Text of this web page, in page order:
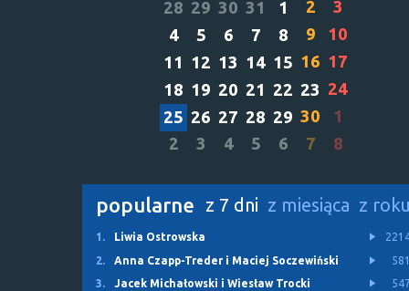
28 29 30 31 1 2
3
4
5 6 7 8 9
10
11 12 13 14 15 16 17
18 19 20 21 22 23 24
25 26 27 28 29 30
1
2
3 4 5 6 7 8
popularne z 7 dni z miesiąca z
1. Liwia Ostrowska
2.
Anna Czapp-Treder i Maciej Soczewiński
3.
Jacek Michałowski i Wiesław Trocki